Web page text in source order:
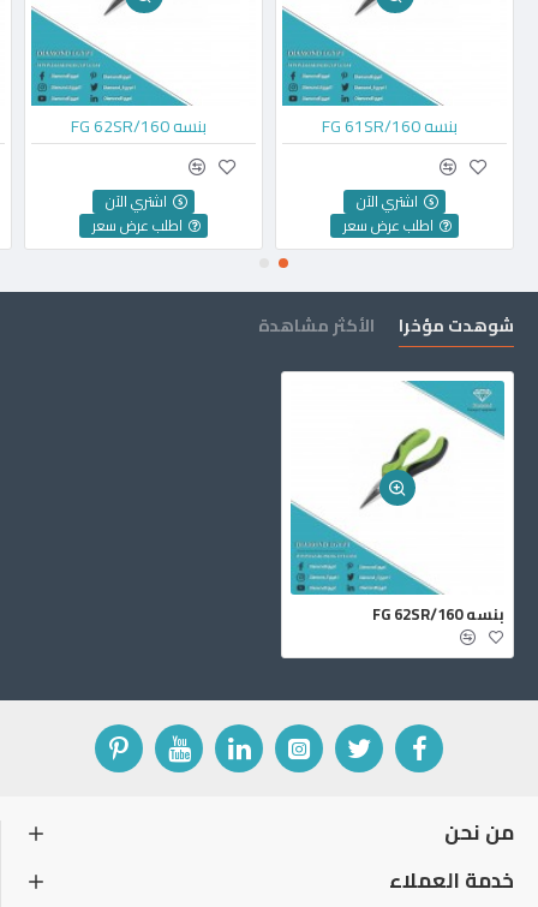
بنسه FG 61SR/160
اشتري الآن
اطلب عرض سعر
بنسه FG 62SR/160
اشتري الآن
اطلب عرض سعر
شوهدت مؤخرا الأكثر مشاهدة
بنسه FG 62SR/160
من نحن
خدمة العملاء